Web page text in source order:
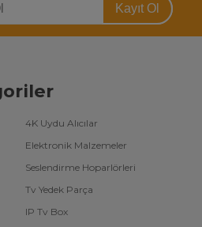
bu kabloların üretimini
bu denli çeşitli olması,
Kayıt Ol
4K Uydu Alıcılar
Elektronik Malzemeler
Seslendirme Hoparlörleri
Tv Yedek Parça
IP Tv Box